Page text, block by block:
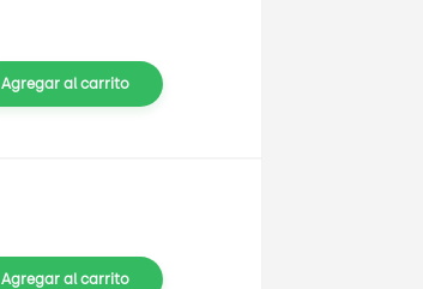
Agregar al carrito
Agregar al carrito